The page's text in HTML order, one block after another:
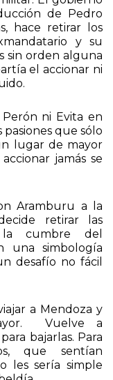
depuesto como
El gobierno
de Pedro
hace retirar los
y su
sin orden alguna
el accionar ni
ni Evita en
que sólo
lugar de mayor
jamás se
Aramburu a la
retirar las
cumbre del
una simbología
desafío no fácil
a Mendoza y
Vuelve a
bajarlas. Para
que sentían